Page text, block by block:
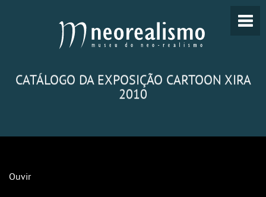
CATÁLOGO DA EXPOSIÇÃO CARTOON XIRA
2010
Ouvir